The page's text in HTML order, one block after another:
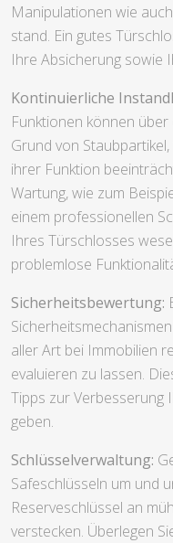
Manipulationen wie
stand. Ein gutes
Ihre Absicherung sowie
Kontinuierliche
Funktionen können
Grund von
ihrer Funktion
Wartung, wie zum
einem professionellen
Ihres Türschlosses
problemlose
Sicherheitsbewertung:
aller Art bei Immobilien
evaluieren zu lassen.
Tipps zur Verbesserung
geben.
Schlüsselverwaltung:
Safeschlüsseln um und
Reserveschlüssel an
verstecken. Überlegen